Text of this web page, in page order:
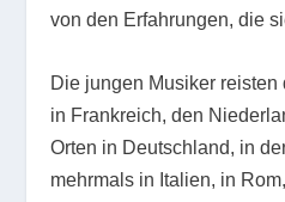
von den Erfahrungen, die
Die jungen Musiker
in Frankreich, den
Orten in Deutschland, in
mehrmals in Italien, in